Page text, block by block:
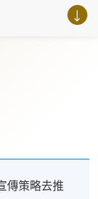
傳策略去推